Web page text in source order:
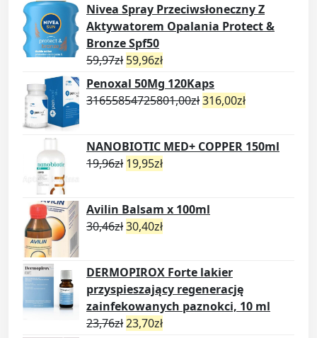
Nivea Spray Przeciwsłoneczny Z
Aktywatorem Opalania Protect &
Bronze Spf50
59,97zł 59,96zł
Penoxal 50Mg 120Kaps
31655854725801,00zł316,00zł
NANOBIOTIC MED+ COPPER 150ml
19,96zł 19,95zł
Avilin Balsam x 100ml
30,46zł30,40zł
DERMOPIROX Forte lakier
przyspieszający regenerację
zainfekowanych paznokci, 10 ml
23,76zł23,70zł